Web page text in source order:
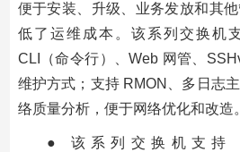
便于安装、升级、业务发放和其
低了运维成本。该系列交换机支
CLI（命令行）、Web 网管、
维护方式；支持 RMON、多日志
络质量分析，便于网络优化和改造。
● 该系列交换机支持